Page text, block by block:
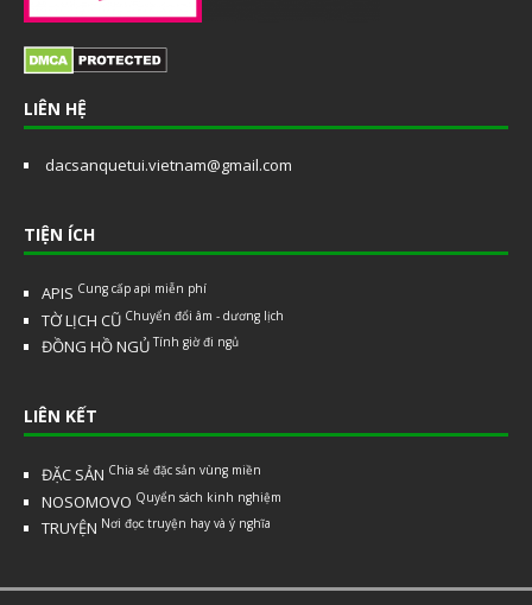
LIÊN HỆ
dacsanquetui.vietnam@gmail.com
TIỆN ÍCH
APIS Cung cấp api miễn phí
TỜ LỊCH CŨ Chuyển đổi âm - dương lịch
ĐỒNG HỒ NGỦ Tính giờ đi ngủ
LIÊN KẾT
ĐẶC SẢN Chia sẻ đặc sản vùng miền
NOSOMOVO Quyển sách kinh nghiệm
TRUYỆN Nơi đọc truyện hay và ý nghĩa